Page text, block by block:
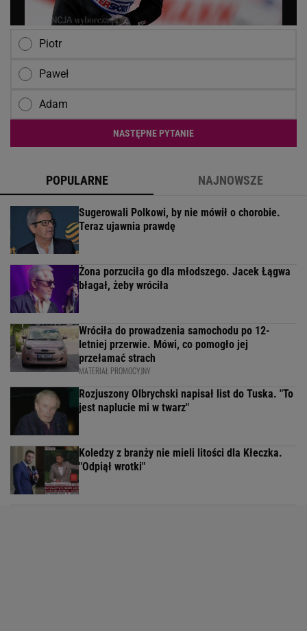
Piotr
Paweł
Adam
NASTĘPNE PYTANIE
POPULARNE NAJNOWSZE
Sugerowali Polkowi, by nie mówił o chorobie.
Teraz ujawnia prawdę
Żona porzuciła go dla młodszego. Jacek Łągwa
błagał, żeby wróciła
Wróciła do prowadzenia samochodu po 12-
letniej przerwie. Mówi, co pomogło jej
przełamać strach
MATERIAŁ PROMOCYJNY
Rozjuszony Olbrychski napisał list do Tuska. "To
jest naplucie mi w twarz"
Koledzy z branży nie mieli litości dla Kłeczka.
"Odpiął wrotki"